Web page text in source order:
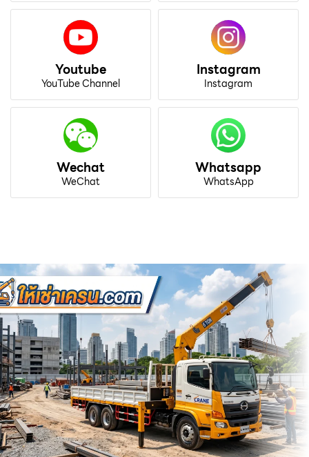
Youtube
YouTube Channel
Instagram
Instagram
Wechat
WeChat
Whatsapp
WhatsApp